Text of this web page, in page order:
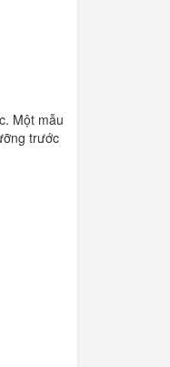
Một mẫu
trước